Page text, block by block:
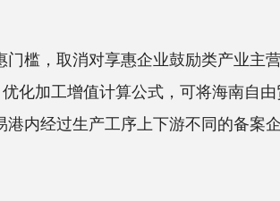
，取消对享惠企业鼓励类产业主
化加工增值计算公式，可将海南自
内经过生产工序上下游不同的备案